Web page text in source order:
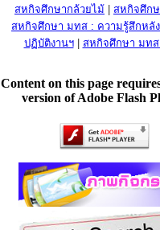
สหกิจศึกษากล้วยไม้
สหกิจศึกษ
สหกิจศึกษา มทส : ความรู้สึกหลั
ปฏิบัติงานฯ| สหกิจศึกษา มท
Content on this page
version of Adobe Flash